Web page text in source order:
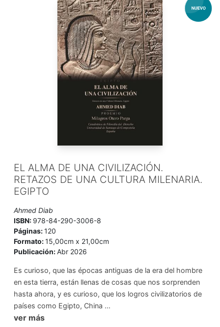
EL ALMA DE UNA CIVILIZACIÓN.
RETAZOS DE UNA CULTURA MILENARIA.
EGIPTO
Ahmed Diab
ISBN: 978-84-290-3006-8
Páginas:120
Formato:15,00cm x 21,00cm
Publicación:Abr 2026
Es curioso, que las épocas antiguas de la era del hombre
en esta tierra, están llenas de cosas que nos sorprenden
hasta ahora, y es curioso, que los logros civilizatorios de
países como Egipto, China ...
ver más